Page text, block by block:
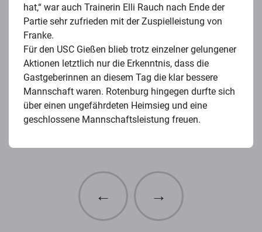
hat,“ war auch Trainerin Elli Rauch nach Ende der
Partie sehr zufrieden mit der Zuspielleistung von
Franke.
Für den USC Gießen blieb trotz einzelner gelungener
Aktionen letztlich nur die Erkenntnis, dass die
Gastgeberinnen an diesem Tag die klar bessere
Mannschaft waren. Rotenburg hingegen durfte sich
über einen ungefährdeten Heimsieg und eine
geschlossene Mannschaftsleistung freuen.
← →